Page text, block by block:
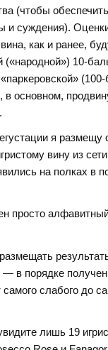
(чтобы
и суждения).
как и ранее,
(«народной») 10-
в основном,
я размещу
вину из
на полках в
просто
— в порядке
слабого до
лишь 19